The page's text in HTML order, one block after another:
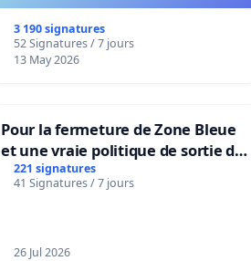
3 190 signatures
52 Signatures / 7 jours
13 May 2026
Pour la fermeture de Zone Bleue
et une vraie politique de sortie de
la dépendance
221 signatures
41 Signatures / 7 jours
26 Jul 2026